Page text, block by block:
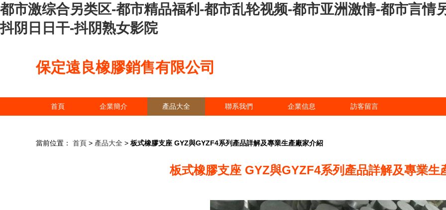
都市激综合另类区-都市精品福利-都市乱轮视频-都市亚洲激情-都市言情
抖阴日日干-抖阴熟女影院
保定遠良橡膠銷售有限公司
首頁 企業簡介 產品大全 聯系我們 企業信息 訪客留言
當前位置： 首頁 > 產品大全 > 板式橡膠支座 GYZ與GYZF4系列產品詳解及專業生產廠家介紹
板式橡膠支座 GYZ與GYZF4系列產品詳解及專業生